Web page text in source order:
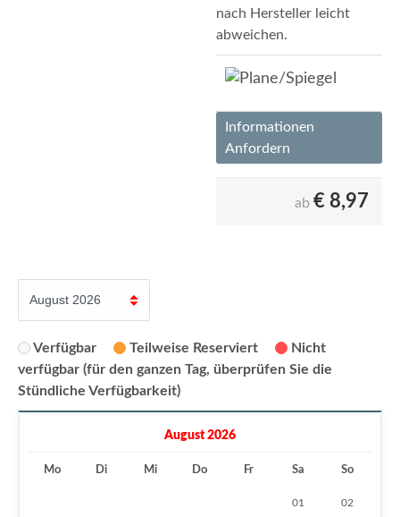
nach Hersteller leicht
abweichen.
Informationen
Anfordern
ab € 8,97
Verfügbar Teilweise Reserviert
Nicht
verfügbar (für den ganzen Tag, überprüfen Sie die
Stündliche Verfügbarkeit)
August 2026
Mo Di Mi Do Fr Sa So
01 02